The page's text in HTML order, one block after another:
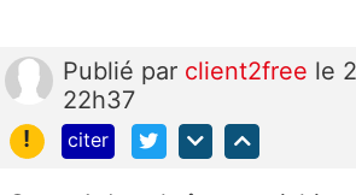
Publié par client2free le
22h37
!
citer